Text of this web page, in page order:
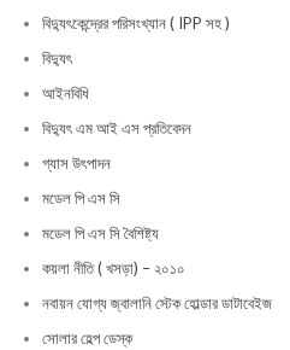
বিদ্যুৎকেন্দ্রের পরিসংখ্যান ( IPP সহ )
বিদ্যুৎ
আইনবিধি
বিদ্যুৎ এম আই এস প্রতিবেদন
গ্যাস উৎপাদন
মডেল পি এস সি
মডেল পি এস সি বৈশিষ্ট্য
কয়লা নীতি ( খসড়া) – ২০১০
নবায়ন যোগ্য জ্বালানি স্টেক হোল্ডার ডাটাবেইজ
সোলার হেল্প ডেস্ক